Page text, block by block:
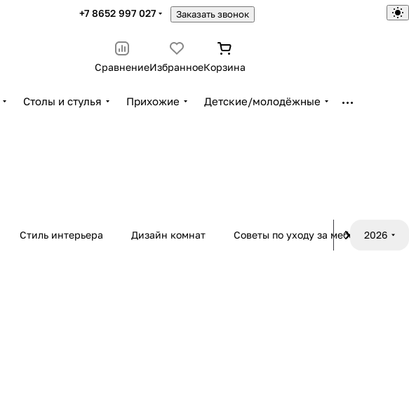
+7 8652 997 027 Заказать звонок
СравнениеИзбранноеКорзина
Столы и стулья Прихожие Детские/молодёжные
Стиль интерьера Дизайн комнат Советы по уходу за мебелью2026